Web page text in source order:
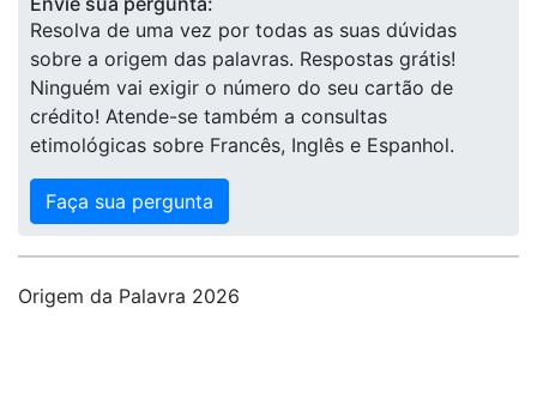
Resolva de uma vez por todas as suas dúvidas
sobre a origem das palavras. Respostas grátis!
Ninguém vai exigir o número do seu cartão de
crédito! Atende-se também a consultas
etimológicas sobre Francês, Inglês e Espanhol.
Faça sua pergunta
Origem da Palavra 2026